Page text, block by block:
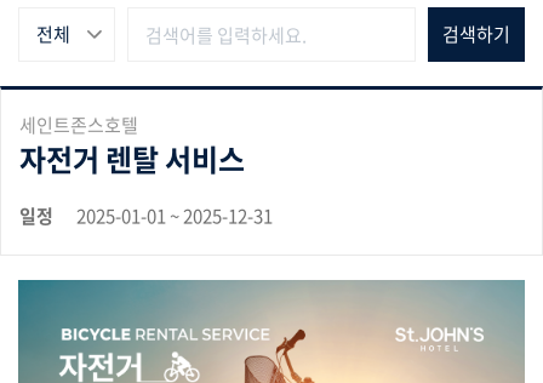
전체
세인트존스호텔
자전거 렌탈 서비스
일정 2025-01-01 ~ 2025-12-31